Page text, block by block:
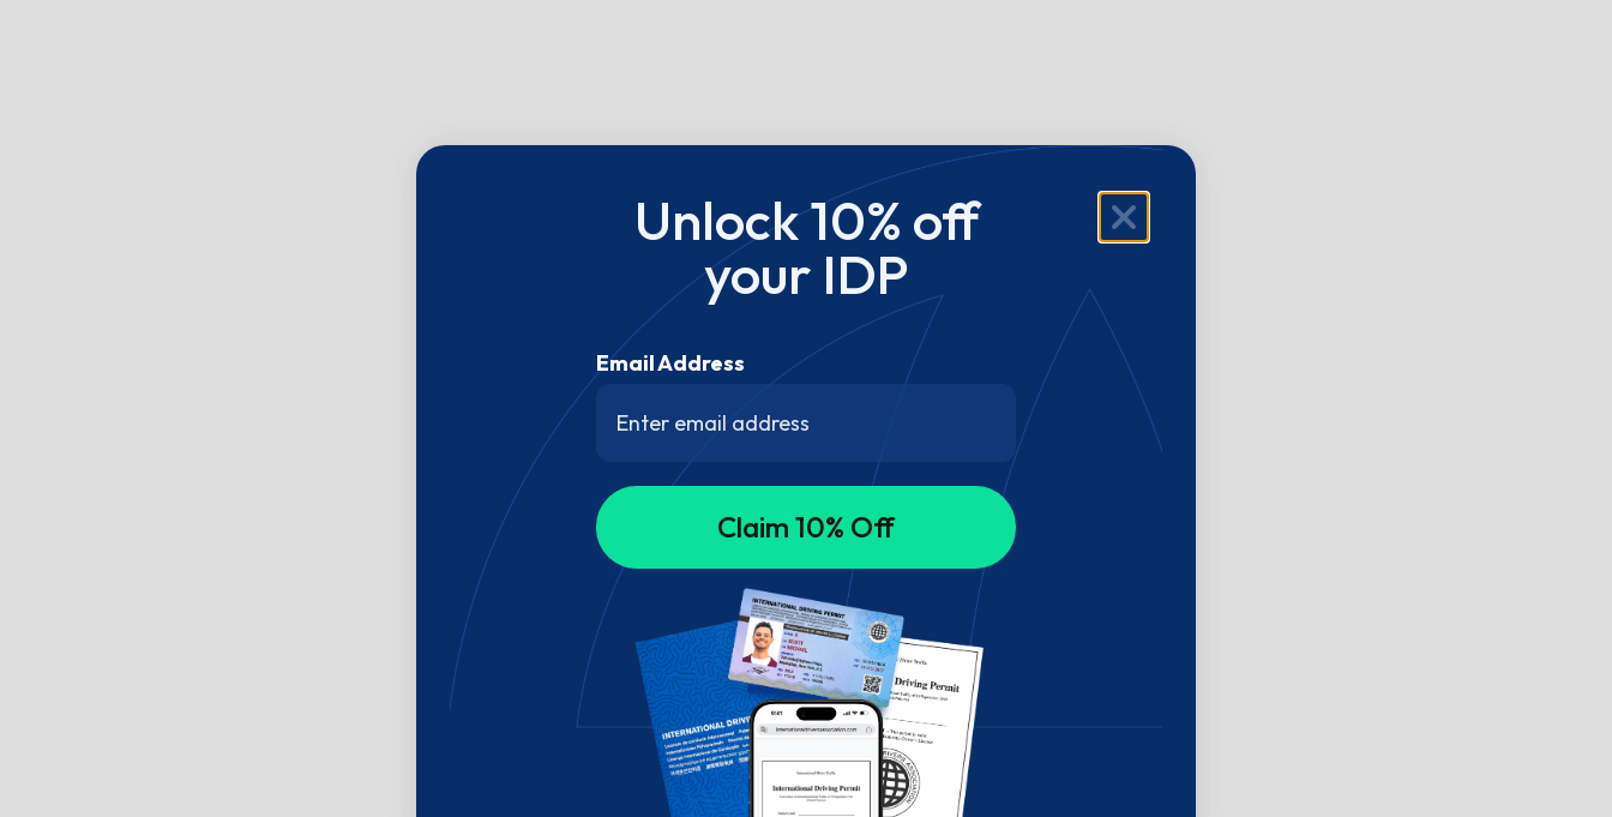
Unlock 10% off
your IDP
Email Address
Claim 10% Off